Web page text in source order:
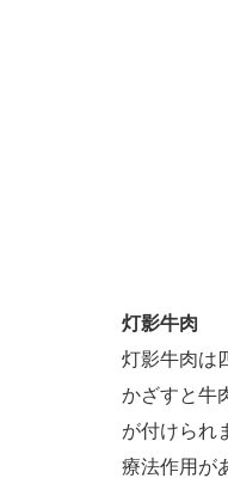
灯影牛肉
灯影牛肉は
かざすと牛
が付けられ
療法作用が